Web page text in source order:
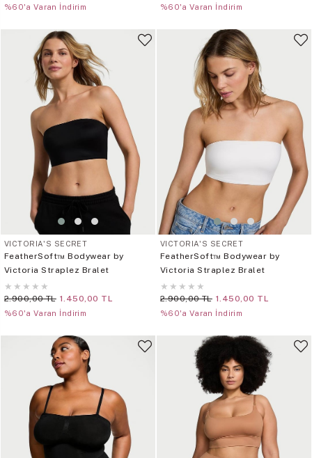
%60'a Varan İndirim %60'a Varan İndirim
VICTORIA'S SECRET
FeatherSoft™ Bodywear by
Victoria Straplez Bralet
★ ★ ★ ★ ★
2.900,00 TL 1.450,00 TL
%60'a Varan İndirim
VICTORIA'S SECRET
FeatherSoft™ Bodywear by
Victoria Straplez Bralet
★ ★ ★ ★ ★
2.900,00 TL 1.450,00 TL
%60'a Varan İndirim